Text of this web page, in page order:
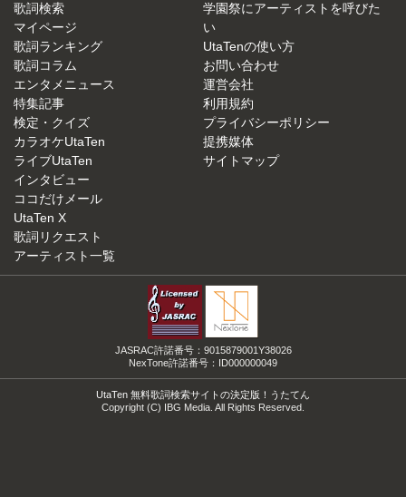
歌詞検索
マイページ
歌詞ランキング
歌詞コラム
エンタメニュース
特集記事
検定・クイズ
カラオケUtaTen
ライブUtaTen
インタビュー
ココだけメール
UtaTen X
歌詞リクエスト
アーティスト一覧
学園祭にアーティストを呼びた
い
UtaTenの使い方
お問い合わせ
運営会社
利用規約
プライバシーポリシー
提携媒体
サイトマップ
JASRAC許諾番号：9015879001Y38026
NexTone許諾番号：ID000000049
UtaTen 無料歌詞検索サイトの決定版！うたてん
Copyright (C) IBG Media. All Rights Reserved.